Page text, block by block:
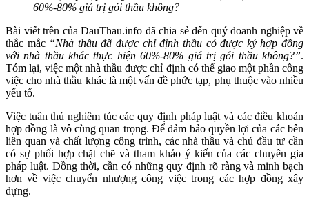
60%-80% giá trị gói thầu không?
Bài viết trên của DauThau.info đã chia sẻ đến quý doanh nghiệp về
thắc mắc “Nhà thầu đã được chỉ định thầu có được ký hợp đồng
với nhà thầu khác thực hiện 60%-80% giá trị gói thầu không?”.
Tóm lại, việc một nhà thầu được chỉ định có thể giao một phần công
việc cho nhà thầu khác là một vấn đề phức tạp, phụ thuộc vào nhiều
yếu tố.
Việc tuân thủ nghiêm túc các quy định pháp luật và các điều khoản
hợp đồng là vô cùng quan trọng. Để đảm bảo quyền lợi của các bên
liên quan và chất lượng công trình, các nhà thầu và chủ đầu tư cần
có sự phối hợp chặt chẽ và tham khảo ý kiến của các chuyên gia
pháp luật. Đồng thời, cần có những quy định rõ ràng và minh bạch
hơn về việc chuyển nhượng công việc trong các hợp đồng xây
dựng.